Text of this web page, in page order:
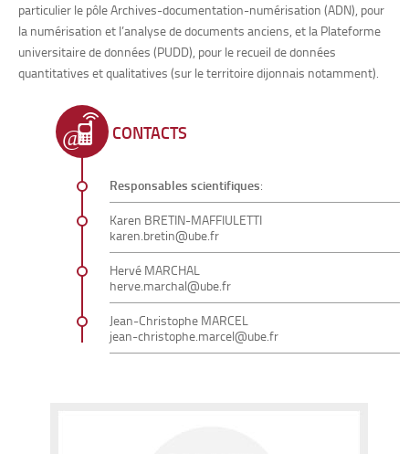
particulier le pôle Archives-documentation-numérisation (ADN), pour
la numérisation et l’analyse de documents anciens, et la Plateforme
universitaire de données (PUDD), pour le recueil de données
quantitatives et qualitatives (sur le territoire dijonnais notamment).
CONTACTS
Responsables scientifiques:
Karen BRETIN-MAFFIULETTI
karen.bretin@ube.fr
Hervé MARCHAL
herve.marchal@ube.fr
Jean-Christophe MARCEL
jean-christophe.marcel@ube.fr